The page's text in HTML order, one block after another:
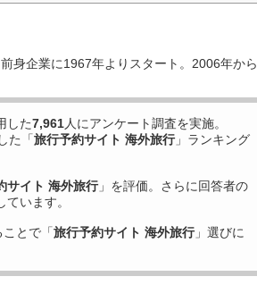
身企業に1967年よりスタート。2006年から
した7,961人にアンケート調査を実施。
た「旅行予約サイト 海外旅行」ランキング
サイト 海外旅行」を評価。さらに回答者の
います。
とで「旅行予約サイト 海外旅行」選びに